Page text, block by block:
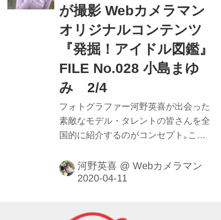
が撮影 Webカメラマン
オリジナルコンテンツ
『発掘！アイドル図鑑』
FILE No.028 小島まゆ
み 2/4
フォトグラファー河野英喜が出会った
素敵なモデル・タレントの皆さんを全
国的に紹介するのがコンセプト｡ここ
インダー内の様子を垣間見ることがで
きるのはもちろん､週替わりの撮影小
河野英喜 @ Webカメラマン